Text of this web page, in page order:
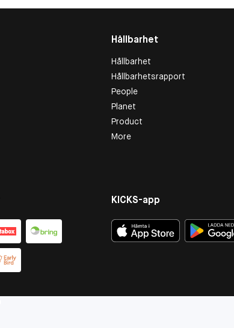
Hållbarhet
Hållbarhet
Hållbarhetsrapport
People
Planet
Product
More
KICKS-app